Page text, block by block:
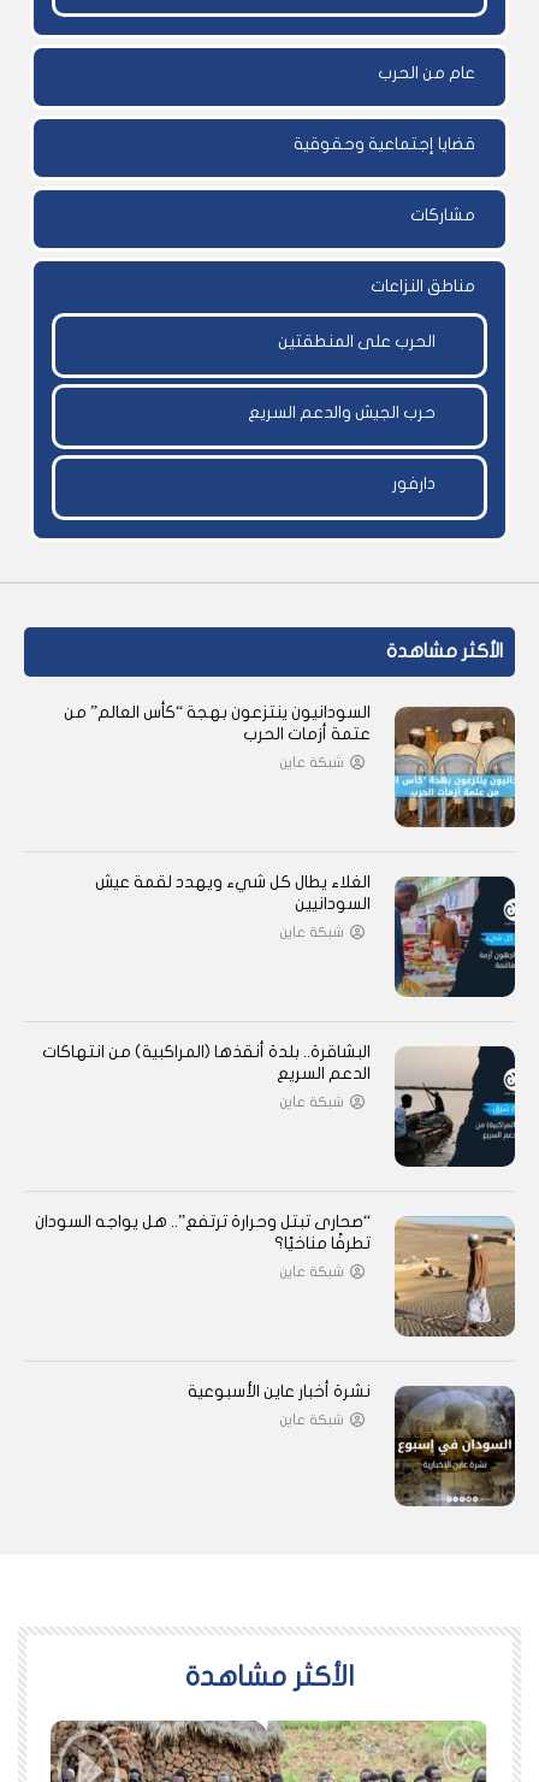
عام من الحرب
قضايا إجتماعية وحقوقية
مشاركات
مناطق النزاعات
الحرب على المنطقتين
حرب الجيش والدعم السريع
دارفور
الأكثر مشاهدة
السودانيون ينتزعون بهجة “كأس العالم” من
عتمة أزمات الحرب
شبكة عاين
الغلاء يطال كل شيء ويهدد لقمة عيش
السودانيين
شبكة عاين
البشاقرة.. بلدة أنقذها (المراكبية) من انتهاكات
الدعم السريع
شبكة عاين
“صحارى تبتل وحرارة ترتفع”.. هل يواجه السودان
تطرفًا مناخيًا؟
شبكة عاين
نشرة أخبار عاين الأسبوعية
شبكة عاين
اﻷكثر مشاهدة